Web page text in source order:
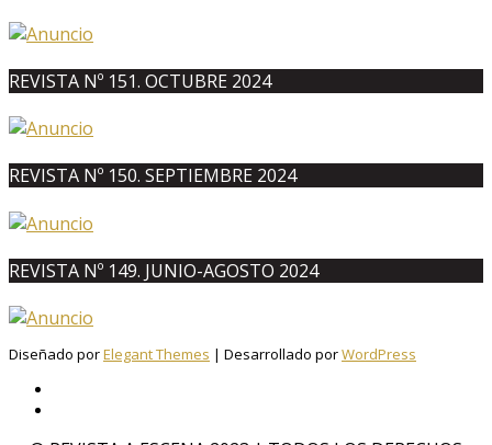
REVISTA Nº 151. OCTUBRE 2024
REVISTA Nº 150. SEPTIEMBRE 2024
REVISTA Nº 149. JUNIO-AGOSTO 2024
Diseñado porElegant Themes | Desarrollado porWordPress